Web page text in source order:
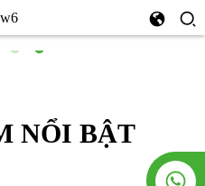
NỔI BẬT